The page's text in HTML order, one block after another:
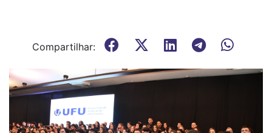
Compartilhar: